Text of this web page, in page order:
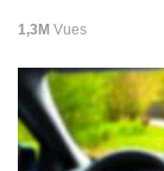
1,3M Vues